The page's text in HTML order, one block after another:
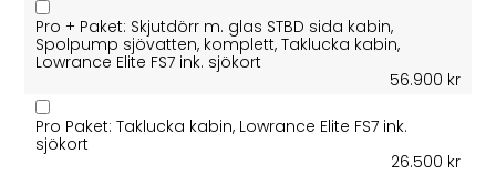
Pro + Paket: Skjutdörr m. glas STBD sida kabin,
Spolpump sjövatten, komplett, Taklucka kabin,
Lowrance Elite FS7 ink. sjökort
56.900 kr
Pro Paket: Taklucka kabin, Lowrance Elite FS7 ink.
sjökort
26.500 kr